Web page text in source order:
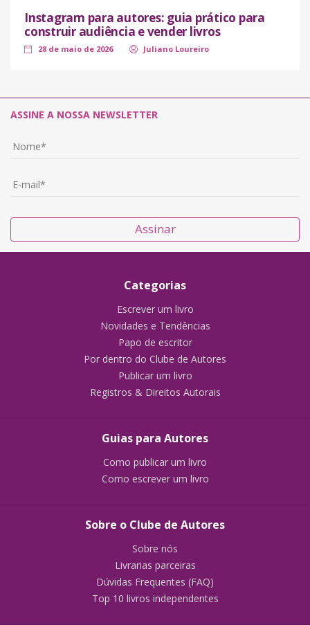
Instagram para autores: guia prático para
construir audiência e vender livros
28 de maio de 2026 Juliano Loureiro
ASSINE A NOSSA NEWSLETTER
Assinar
Categorias
Escrever um livro
Novidades e Tendências
Papo de escritor
Por dentro do Clube de Autores
Publicar um livro
Registros & Direitos Autorais
Guias para Autores
Como publicar um livro
Como escrever um livro
Sobre o Clube de Autores
Sobre nós
Livrarias parceiras
Dúvidas Frequentes (FAQ)
Top 10 livros independentes